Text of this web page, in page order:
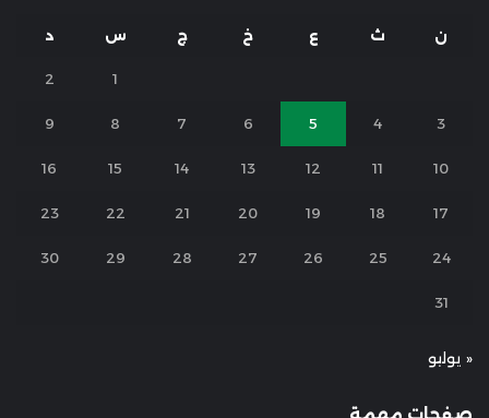
ن ث ع خ ج س د
1
2
3
4
5
6
7
8
9
10
11
12
13
14
15
16
17
18
19
20
21
22
23
24
25
26
27
28
29
30
31
« يوليو